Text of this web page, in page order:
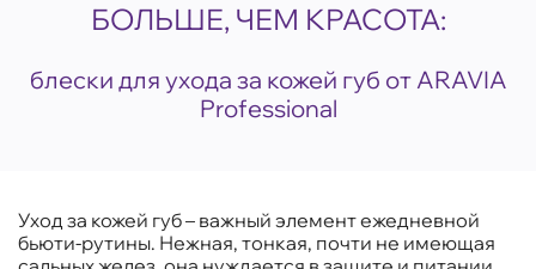
БОЛЬШЕ, ЧЕМ КРАСОТА:
блески для ухода за кожей губ от ARAVIA
Professional
Уход за кожей губ – важный элемент ежедневной
бьюти-рутины. Нежная, тонкая, почти не имеющая